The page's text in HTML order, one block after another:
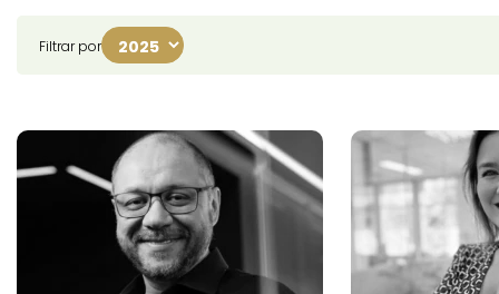
Filtrar por